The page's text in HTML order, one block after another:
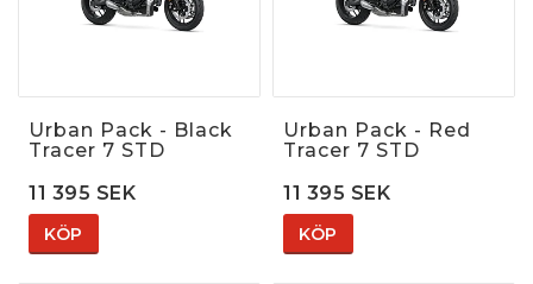
Urban Pack - Black
Tracer 7 STD
11 395 SEK
KÖP
Urban Pack - Red
Tracer 7 STD
11 395 SEK
KÖP